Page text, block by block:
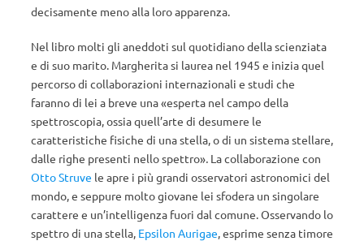
decisamente meno alla loro apparenza.
Nel libro molti gli aneddoti sul quotidiano della scienziata
e di suo marito. Margherita si laurea nel 1945 e inizia quel
percorso di collaborazioni internazionali e studi che
faranno di lei a breve una «esperta nel campo della
spettroscopia, ossia quell’arte di desumere le
caratteristiche fisiche di una stella, o di un sistema stellare,
dalle righe presenti nello spettro». La collaborazione con
Otto Struve le apre i più grandi osservatori astronomici del
mondo, e seppure molto giovane lei sfodera un singolare
carattere e un’intelligenza fuori dal comune. Osservando lo
spettro di una stella, Epsilon Aurigae, esprime senza timore